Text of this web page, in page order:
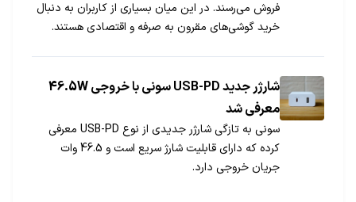
فروش می‌رسند. در این میان بسیاری از کاربران به دنبال
خرید گوشی‌های مقرون به صرفه و اقتصادی هستند.
نسبی است و افراد با توجه به درآمد خود به یک دستگاه
لقب ارزان و یا گران بودن می‌دهند.
شارژر جدید USB-PD سونی با خروجی 46.5W
معرفی شد
سونی به تازگی شارژر جدیدی از نوع USB-PD معرفی
کرده که دارای قابلیت شارژ سریع است و 46.5 وات
جریان خروجی دارد.